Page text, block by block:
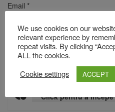
Email *
Site web
Click pentru a
We use cookies on our
relevant experience by
repeat visits. By clicking
ALL the cookies.
Cookie settings
ACCEPT